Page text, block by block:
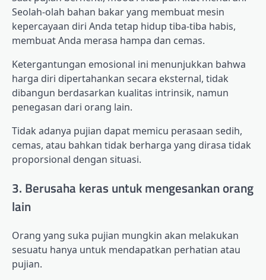
Seolah-olah bahan bakar yang membuat mesin
kepercayaan diri Anda tetap hidup tiba-tiba habis,
membuat Anda merasa hampa dan cemas.
Ketergantungan emosional ini menunjukkan bahwa
harga diri dipertahankan secara eksternal, tidak
dibangun berdasarkan kualitas intrinsik, namun
penegasan dari orang lain.
Tidak adanya pujian dapat memicu perasaan sedih,
cemas, atau bahkan tidak berharga yang dirasa tidak
proporsional dengan situasi.
3. Berusaha keras untuk mengesankan orang
lain
Orang yang suka pujian mungkin akan melakukan
sesuatu hanya untuk mendapatkan perhatian atau
pujian.